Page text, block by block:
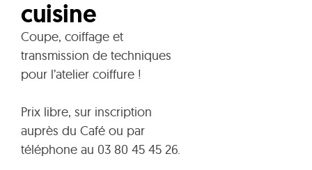
cuisine
Coupe, coiffage et
transmission de techniques
pour l’atelier coiffure !
Prix libre, sur inscription
auprès du Café ou par
téléphone au 03 80 45 45 26.